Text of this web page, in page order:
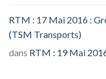
RTM : 17 Mai 2016 :
(TSM Transports)
dans RTM : 19 Mai